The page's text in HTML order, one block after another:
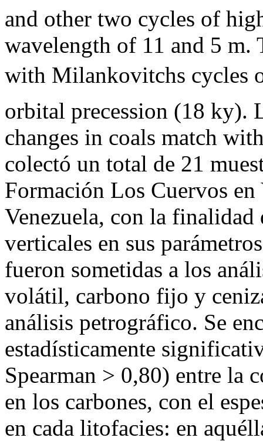
and other two cycles of
wavelength of 11 and 5 m.
with Milankovitchs
orbital precession (18 ky).
changes in coals match
colectó un total de 21
Formación Los Cuervos
Venezuela, con la finalidad
verticales en sus
fueron sometidas a los
volátil, carbono fijo y
análisis petrográfico. Se
estadísticamente
Spearman > 0,80) entre la
en los carbones, con el
en cada litofacies: en